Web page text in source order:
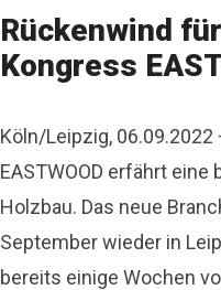
Rückenwind
Kongress
Köln/Leipzig,
EASTWOOD erfährt
Holzbau. Das neue
September wieder in
bereits einige Wochen